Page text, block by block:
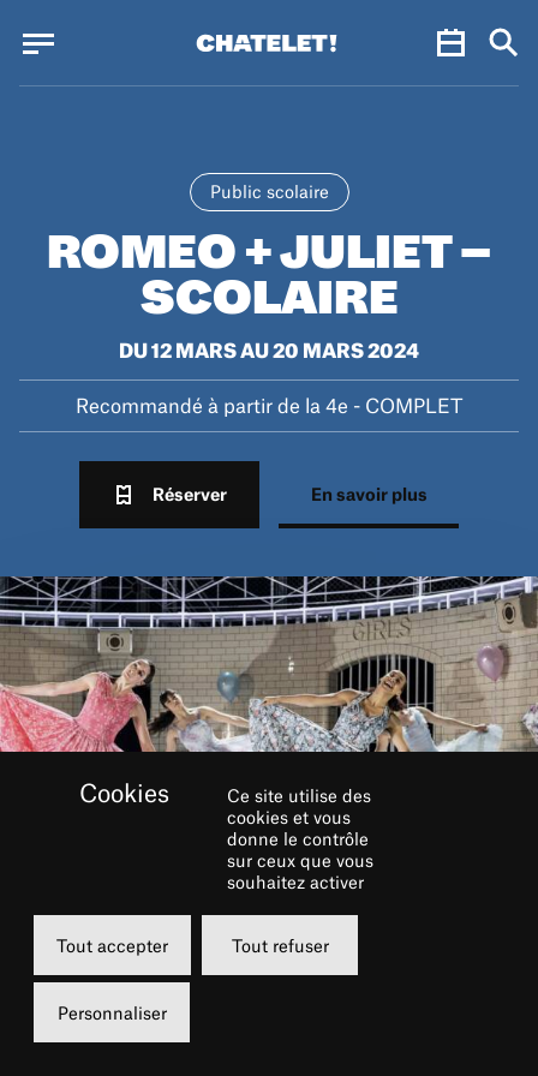
Public scolaire
ROMEO + JULIET –
SCOLAIRE
DU 12 MARS AU 20 MARS 2024
Recommandé à partir de la 4e - COMPLET
Réserver En savoir plus
Ce site utilise des
cookies et vous
donne le contrôle
sur ceux que vous
souhaitez activer
Tout accepter Tout refuser
Personnaliser